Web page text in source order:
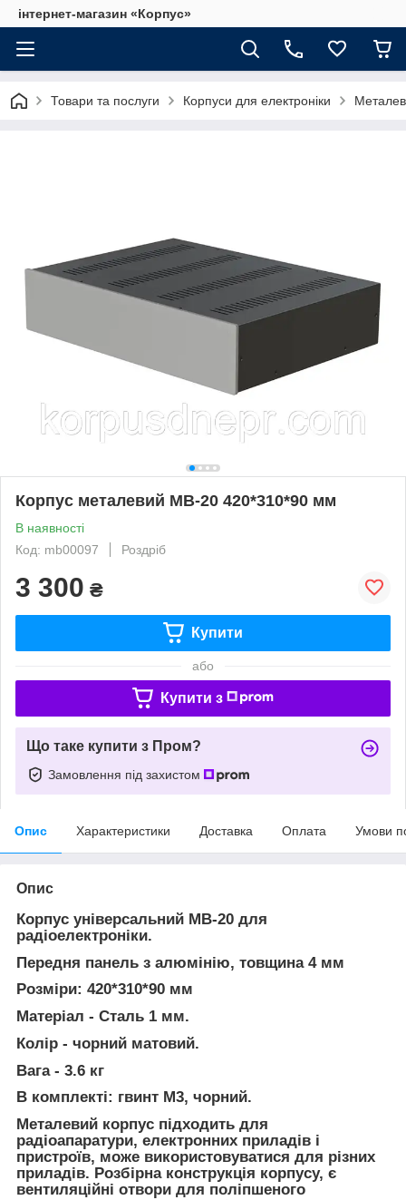
інтернет-магазин «Корпус»
Товари та послуги Корпуси для електроніки
Корпус металевий МВ-20 420*310*90 мм
В наявності
Код: mb00097
Роздріб
3 300 ₴
Купити
або
Купити з
Що таке купити з Пром?
Замовлення під захистом
Опис Характеристики Доставка Оплата Умови
Опис
Корпус універсальний МВ-20 для
радіоелектроніки.
Передня панель з алюмінію, товщина 4 мм
Розміри: 420*310*90 мм
Матеріал - Сталь 1 мм.
Колір - чорний матовий.
Вага - 3.6 кг
В комплекті: гвинт М3, чорний.
Металевий корпус підходить для
радіоапаратури, електронних приладів і
пристроїв, може використовуватися для різних
приладів. Розбірна конструкція корпусу, є
вентиляційні отвори для поліпшеного